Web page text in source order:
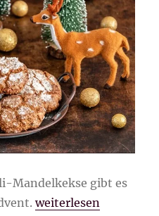
Mandelkekse gibt es
„Ricciarelli-
weiterlesen